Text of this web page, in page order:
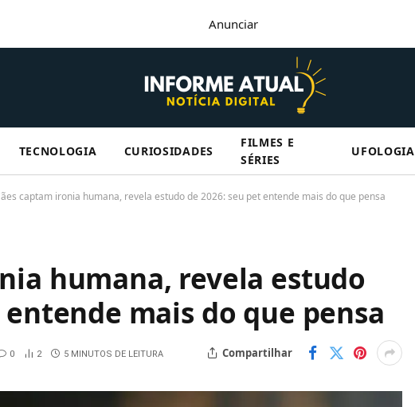
Anunciar
TECNOLOGIA CURIOSIDADES
FILMES E
SÉRIES
UFOLOGIA
captam ironia humana, revela estudo de 2026: seu pet entende mais do que pensa
humana, revela estudo
mais do que pensa
0 2 5 MINUTOS DE LEITURA Compartilhar